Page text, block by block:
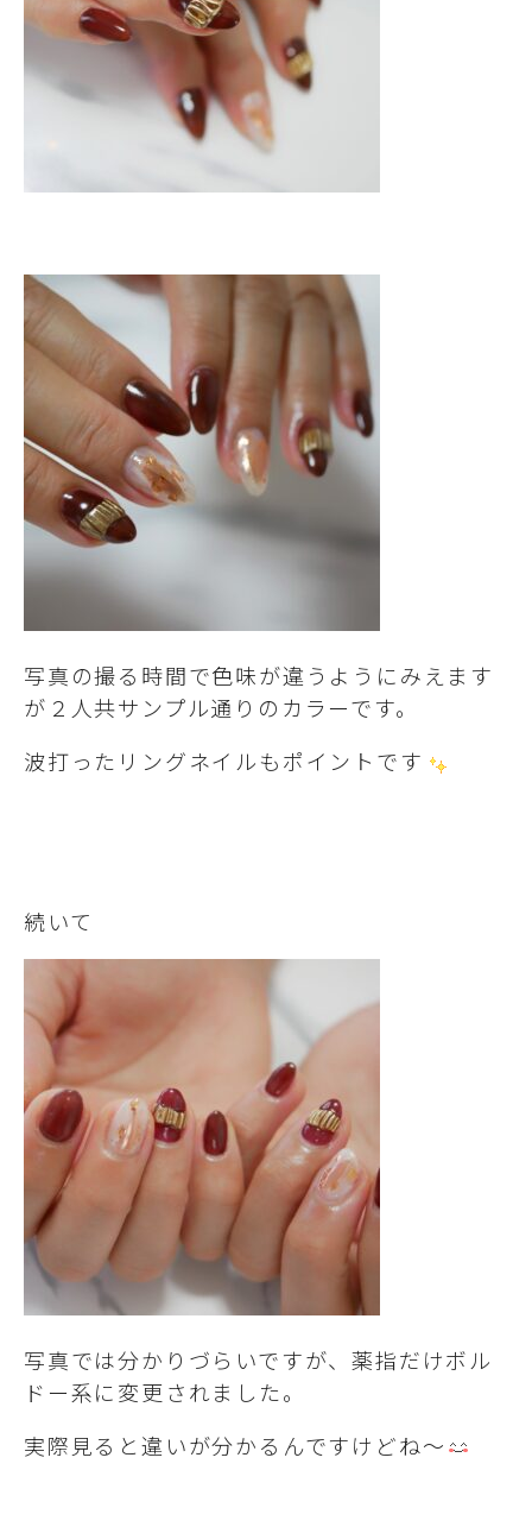
写真の撮る時間で色味が違うようにみえます
が２人共サンプル通りのカラーです。
波打ったリングネイルもポイントです
続いて
写真では分かりづらいですが、薬指だけボル
ドー系に変更されました。
実際見ると違いが分かるんですけどね～